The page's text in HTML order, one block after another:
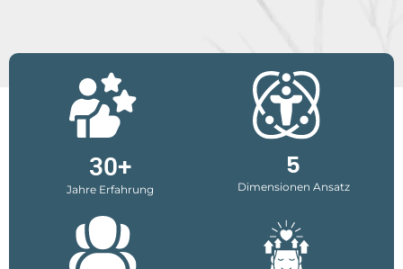
30+
Jahre Erfahrung
5
Dimensionen Ansatz